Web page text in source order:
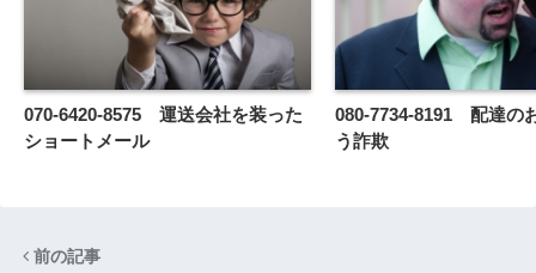
070-6420-8575 運送会社を装った
ショートメール
080-7734-8191 配達の
う詐欺
前の記事